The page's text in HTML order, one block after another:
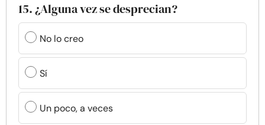
15. ¿Alguna vez se desprecian?
No lo creo
Sí
Un poco, a veces